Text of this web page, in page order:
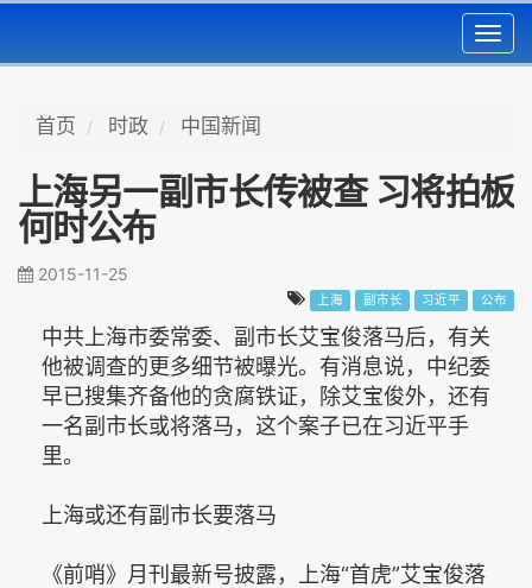
首页 时政 中国新闻
上海另一副市长传被查 习将拍板
何时公布
2015-11-25
上海 副市长 习近平 公布
中共上海市委常委、副市长艾宝俊落马后，有关
他被调查的更多细节被曝光。有消息说，中纪委
早已搜集齐备他的贪腐铁证，除艾宝俊外，还有
一名副市长或将落马，这个案子已在习近平手
里。
上海或还有副市长要落马
《前哨》月刊最新号披露，上海“首虎”艾宝俊落